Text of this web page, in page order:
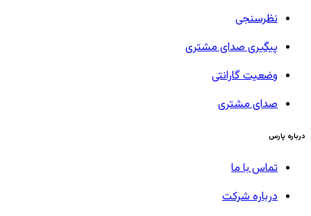
نظرسنجی
پیگیری صدای مشتری
وضعیت گارانتی
صدای مشتری
درباره پارس
تماس با ما
درباره شرکت